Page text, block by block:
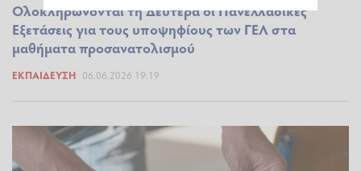
Ολοκληρώνονται τη Δευτέρα οι Πανελλαδικές
Εξετάσεις για τους υποψηφίους των ΓΕΛ στα
μαθήματα προσανατολισμού
ΕΚΠΑΊΔΕΥΣΗ 06.06.2026 19:19